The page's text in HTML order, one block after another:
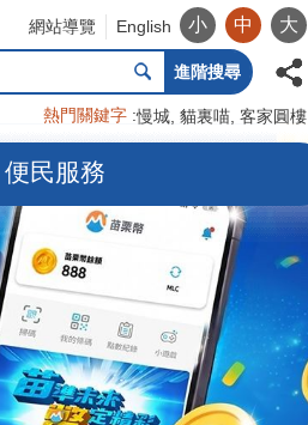
網站導覽 English 小 中 大
進階搜尋
熱門關鍵字 慢城 貓裏喵 客家圓樓
便民服務